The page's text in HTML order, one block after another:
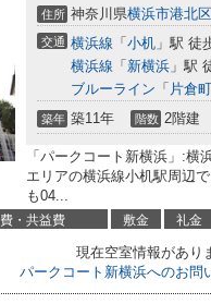
住所 神奈川県横浜市港北区
交通 横浜線 「 小机 」駅 徒
横浜線 「 新横浜 」駅
ブルーライン 「 片倉町
築年 築11年 階数 2階建
「パークコート新横浜」:
エリアの横浜線小机駅周辺
も04...
・共益費 敷金 礼金
現在空室情報があり
パークコート新横浜へのお問